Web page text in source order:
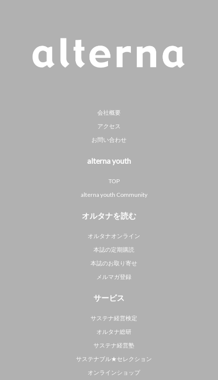
会社概要
アクセス
お問い合わせ
alterna youth
TOP
alterna youth Community
オルタナを読む
オルタナオンライン
本誌の定期購読
本誌のお取り寄せ
メルマガ登録
サービス
サステナ経営検定
オルタナ総研
サステナ経営塾
サステナブル★セレクション
オンラインショップ